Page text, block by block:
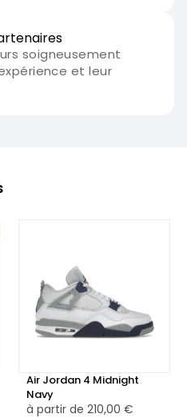
soigneusement
et leur
Air Jordan 4 Midnight
Navy
à partir de 210,00 €